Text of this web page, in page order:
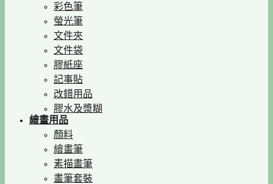
彩色筆
螢光筆
文件夾
文件袋
膠紙座
記事貼
改錯用品
膠水及漿糊
繪畫用品
顏料
繪畫筆
素描畫筆
畫筆套裝